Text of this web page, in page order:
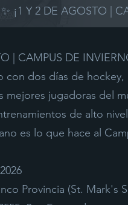
¡1 Y 2 DE AGOSTO |
| CAMPUS DE
con dos días de
mejores jugadoras del
de alto
es lo que hace al
Provincia (St. Mark's